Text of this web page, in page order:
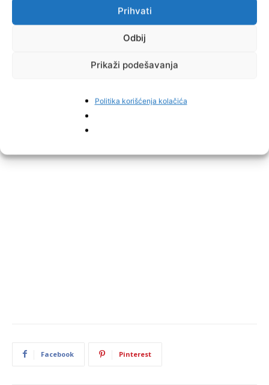
Prihvati
Odbij
Prikaži podešavanja
Politika korišćenja kolačića
Facebook Pinterest